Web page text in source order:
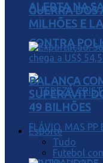
ALERTA NA
CONTRA
GUERRA DOS
MILHÕES E
BALANÇA
SUPERÁVIT
49 BILHÕES
Esporte
Tudo
Futebol